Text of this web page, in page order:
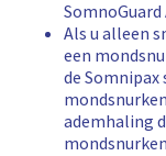
SomnoGuard
Als u alleen
een
de
ademhaling